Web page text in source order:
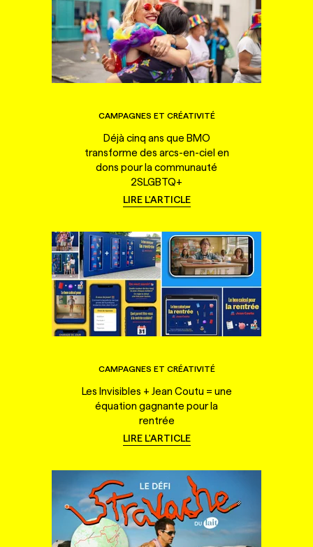
CAMPAGNES ET CRÉATIVITÉ
Déjà cinq ans que BMO
transforme des arcs-en-ciel en
dons pour la communauté
2SLGBTQ+
LIRE L'ARTICLE
CAMPAGNES ET CRÉATIVITÉ
Les Invisibles + Jean Coutu = une
équation gagnante pour la
rentrée
LIRE L'ARTICLE